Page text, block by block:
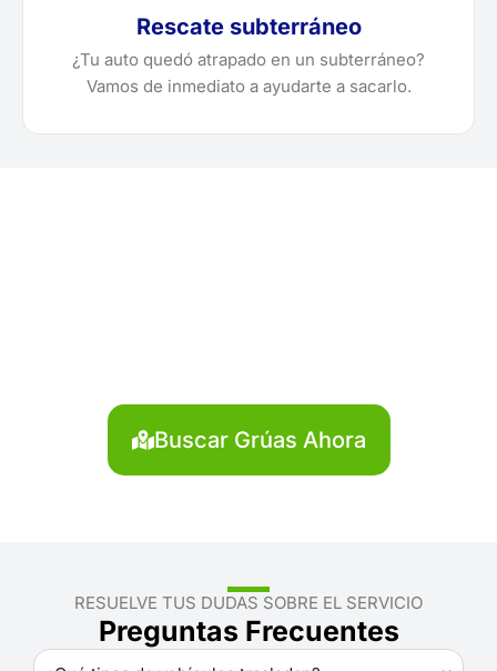
Rescate subterráneo
¿Tu auto quedó atrapado en un subterráneo?
Vamos de inmediato a ayudarte a sacarlo.
Buscar Grúas Ahora
RESUELVE TUS DUDAS SOBRE EL SERVICIO
Preguntas Frecuentes